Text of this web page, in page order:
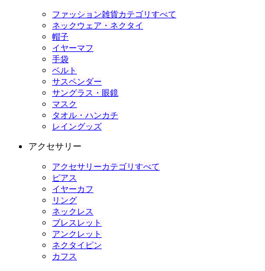
ファッション雑貨カテゴリすべて
ネックウェア・ネクタイ
帽子
イヤーマフ
手袋
ベルト
サスペンダー
サングラス・眼鏡
マスク
タオル・ハンカチ
レイングッズ
アクセサリー
アクセサリーカテゴリすべて
ピアス
イヤーカフ
リング
ネックレス
ブレスレット
アンクレット
ネクタイピン
カフス